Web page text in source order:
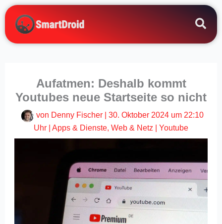
Zum
Inhalt
springen
Aufatmen: Deshalb kommt
Youtubes neue Startseite so nicht
von Denny Fischer
30. Oktober 2024 um 22:10
Uhr
Apps & Dienste, Web & Netz Youtube